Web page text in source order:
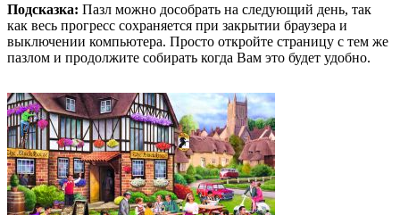
Подсказка: Пазл можно дособрать на следующий день, так
как весь прогресс сохраняется при закрытии браузера и
выключении компьютера. Просто откройте страницу с тем же
пазлом и продолжите собирать когда Вам это будет удобно.